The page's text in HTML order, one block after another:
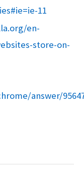
11
en-
store-on-
answer/